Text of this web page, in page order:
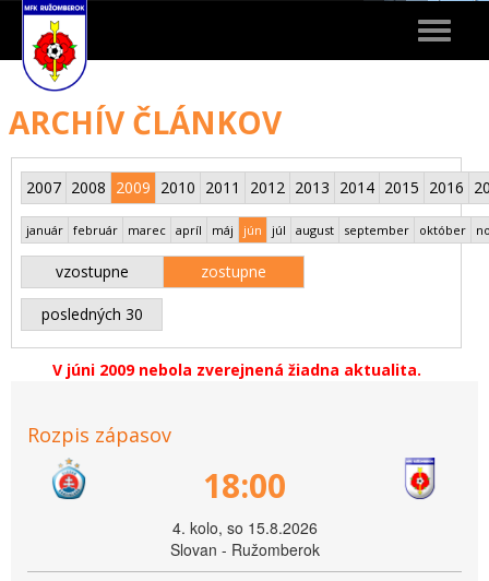
Toggle
ARCHÍV ČLÁNKOV
2007 2008 2009 2010 2011 2012 2013 2014 2015 2016
január február marec apríl máj jún júl august september október
vzostupne zostupne
posledných 30
V júni 2009 nebola zverejnená žiadna aktualita.
Rozpis zápasov
18:00
4. kolo, so 15.8.2026
Slovan - Ružomberok